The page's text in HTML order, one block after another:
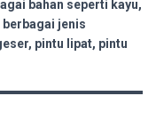
bahan seperti kayu,
jenis
pintu lipat, pintu